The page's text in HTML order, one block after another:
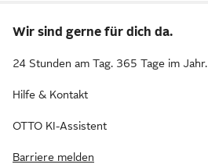
Wir sind gerne für dich da.
24 Stunden am Tag. 365 Tage im Jahr.
Hilfe & Kontakt
OTTO KI-Assistent
Barriere melden